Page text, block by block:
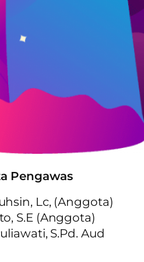
Pengawas
Lc, (Anggota)
S.E (Anggota)
S.Pd. Aud